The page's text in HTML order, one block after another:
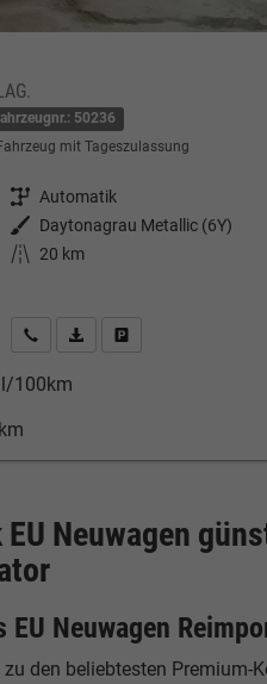
50236
mit Tageszulassung
Getriebe Automatik
Außenfarbe Daytonagrau Metallic (6Y)
Kilometerstand
20 km
Kontakt & Angebot anfordern
PDF-Datei, Fahrzeugexposé
Fahrzeug merken/
100km
Neuwagen
Neuwagen
den beliebtesten